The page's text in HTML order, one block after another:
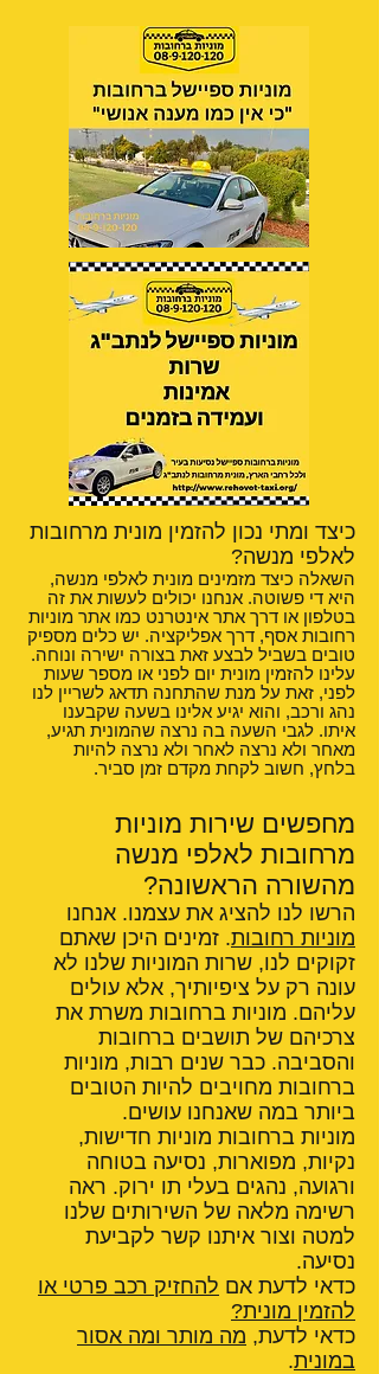
כיצד ומתי נכון להזמין מונית מרחובות
לאלפי מנשה?
השאלה כיצד מזמינים מונית לאלפי מנשה,
היא די פשוטה. אנחנו יכולים לעשות את זה
בטלפון או דרך אתר אינטרנט כמו אתר מוניות
רחובות אסף, דרך אפליקציה. יש כלים מספיק
טובים בשביל לבצע זאת בצורה ישירה ונוחה.
עלינו להזמין מונית יום לפני או מספר שעות
לפני, זאת על מנת שהתחנה תדאג לשריין לנו
נהג ורכב, והוא יגיע אלינו בשעה שקבענו
איתו. לגבי השעה בה נרצה שהמונית תגיע,
מאחר ולא נרצה לאחר ולא נרצה להיות
בלחץ, חשוב לקחת מקדם זמן סביר.
מחפשים שירות מוניות
מרחובות לאלפי מנשה
מהשורה הראשונה?
הרשו לנו להציג את עצמנו. אנחנו
מוניות רחובות. זמינים היכן שאתם
זקוקים לנו, שרות המוניות שלנו לא
עונה רק על ציפיותיך, אלא עולים
עליהם. מוניות ברחובות משרת את
צרכיהם של תושבים ברחובות
והסביבה. כבר שנים רבות, מוניות
ברחובות מחויבים להיות הטובים
ביותר במה שאנחנו עושים.
מוניות ברחובות מוניות חדישות,
נקיות, מפוארות, נסיעה בטוחה
ורגועה, נהגים בעלי תו ירוק. ראה
רשימה מלאה של השירותים שלנו
למטה וצור איתנו קשר לקביעת
נסיעה.
כדאי לדעת אם להחזיק רכב פרטי או
להזמין מונית?
כדאי לדעת, מה מותר ומה אסור
במונית.